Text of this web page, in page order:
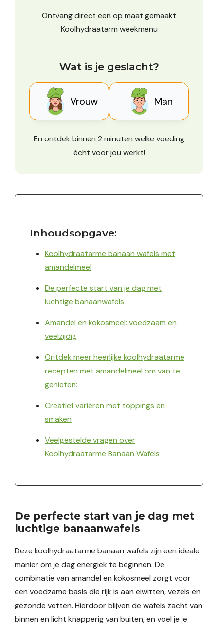
Ontvang direct een op maat gemaakt
Koolhydraatarm weekmenu
Wat is je geslacht?
Vrouw Man
En ontdek binnen 2 minuten welke voeding
écht voor jou werkt!
Inhoudsopgave:
Koolhydraatarme banaan wafels met
amandelmeel
De perfecte start van je dag met
luchtige banaanwafels
Amandel en kokosmeel: voedzaam en
veelzijdig
Ontdek meer heerlijke koolhydraatarme
recepten met amandelmeel om van te
genieten:
Creatief variëren met toppings en
smaken
Veelgestelde vragen over
Koolhydraatarme Banaan Wafels
De perfecte start van je dag met
luchtige banaanwafels
Deze koolhydraatarme banaan wafels zijn een ideale
manier om je dag energiek te beginnen. De
combinatie van amandel en kokosmeel zorgt voor
een voedzame basis die rijk is aan eiwitten, vezels en
gezonde vetten. Hierdoor blijven de wafels zacht van
binnen en licht knapperig van buiten, en voel je je